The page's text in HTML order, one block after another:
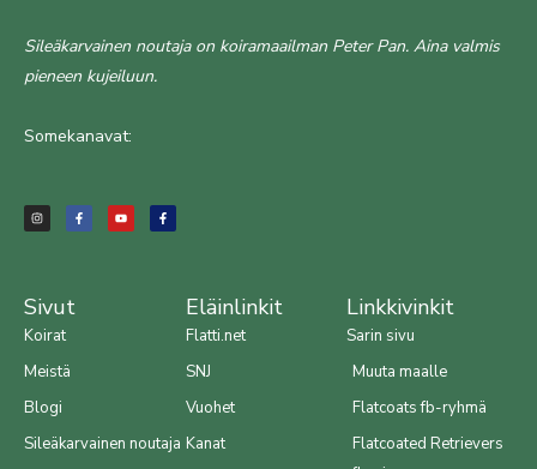
Sileäkarvainen noutaja on koiramaailman Peter Pan. Aina valmis
pieneen kujeiluun.
Somekanavat:
s
t
a
c
e
b
u
t
u
c
e
b
Sivut
Koirat
Meistä
Blogi
Sileäkarvainen noutaja
Eläinlinkit
Flatti.net
SNJ
Vuohet
Kanat
Linkkivinkit
Sarin sivu
Muuta maalle
Flatcoats fb-ryhmä
Flatcoated Retrievers